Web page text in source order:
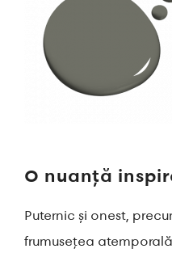
O nuanță
Puternic și onest,
frumusețea